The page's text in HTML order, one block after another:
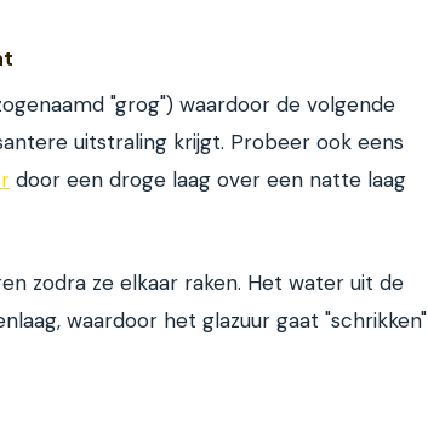
"grog") waardoor de volgende
uitstraling krijgt. Probeer ook eens
door een droge laag over een natte laag
zodra ze elkaar raken. Het water uit de
waardoor het glazuur gaat "schrikken"